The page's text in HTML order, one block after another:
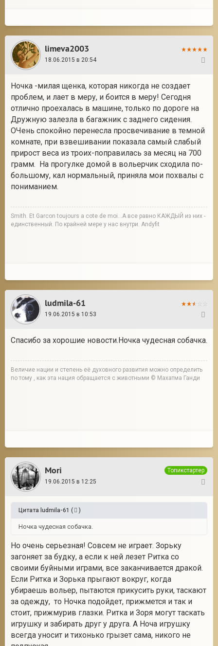
limeva2003
18.06.2015 в 20:54
Ночка -милая щенка, которая никогда не создает
проблем, и лает в меру, и боится в меру! Сегодня
отлично проехалась в машине, только по дороге на
Дружную залезла в багажник с заднего сидения.
ОЧень спокойно перенесла просвечивание в темной
комнате, при взвешивании показала самый слабый
прирост веса из троих-поправилась за месяц на 700
грамм. На прогулке домой в вольерчик сходила по-
большому, кал нормальный, приняла мои похвалы с
пониманием.
Smith. Et Garcon toujours a cote de moi...А все равно КАЖДЫЙ из них -
единственный. По крайней мере у нас внутри. Andyfit
ludmila-61
19.06.2015 в 10:53
Спасибо за хорошие новости.Ночка чудесная собачка.
Величие нации и степень её духовного развития можно определить
по тому , как эта нация обращается с животными © Махатма Ганди
Mori
Топикстартер
19.06.2015 в 12:25
Цитата ludmila-61 ( )
Ночка чудесная собачка.
Но очень серьезная! Совсем не играет. Зорьку
загоняет за будку, а если к ней лезет Ритка со
своими буйными играми, все заканчивается дракой.
Если Ритка и Зорька прыгают вокруг, когда
убираешь вольер, пытаются прикусить руки, таскают
за одежду, то Ночка подойдет, прижмется и так и
стоит, прижмурив глазки. Ритка и Зоря могут таскать
игрушку и забирать друг у друга. А Ноча игрушку
всегда уносит и тихонько грызет сама, никого не